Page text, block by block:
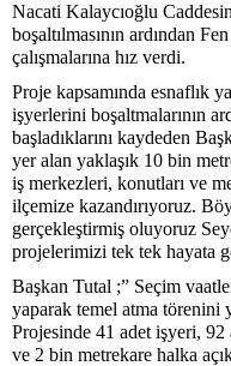
Nacati Kalaycıoğlu
boşaltılmasının ardından
çalışmalarına hız verdi.
Proje kapsamında esnaflık
işyerlerini boşaltmalarının
başladıklarını kaydeden
yer alan yaklaşık 10 bin
iş merkezleri, konutları ve
ilçemize kazandırıyoruz.
gerçekleştirmiş oluyoruz
projelerimizi tek tek hayata
Başkan Tutal ;” Seçim
yaparak temel atma törenini
Projesinde 41 adet işyeri,
ve 2 bin metrekare halka